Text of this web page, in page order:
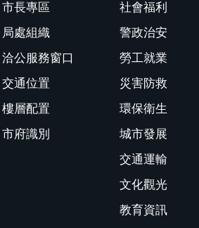
市長專區
局處組織
洽公服務窗口
交通位置
樓層配置
市府識別
社會福利
警政治安
勞工就業
災害防救
環保衛生
城市發展
交通運輸
文化觀光
教育資訊